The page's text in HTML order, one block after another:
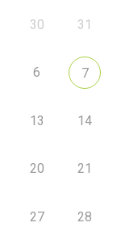
30 31
6 7
13 14
20 21
27 28